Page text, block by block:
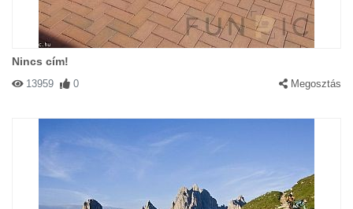
Nincs cím!
13959 0 Megosztás